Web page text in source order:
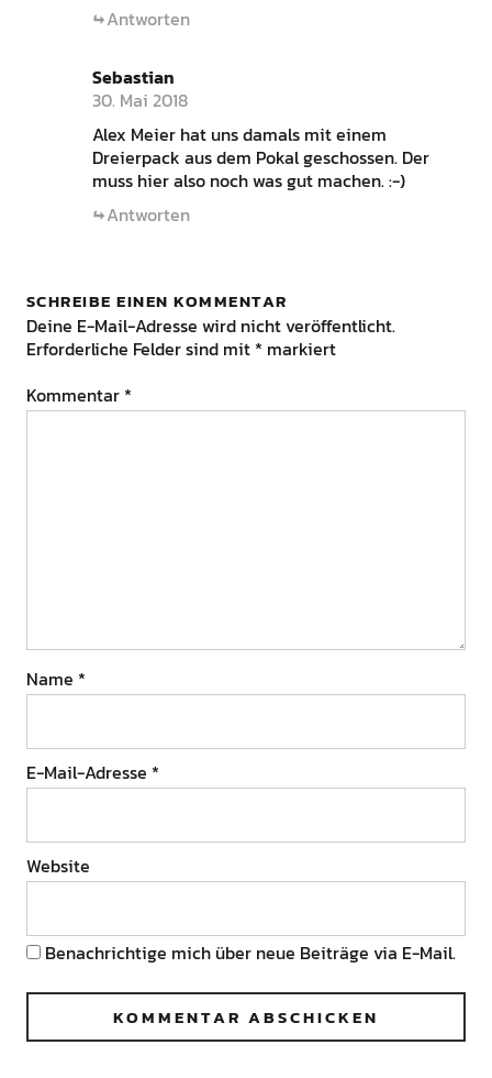
Antworten
Sebastian
30. Mai 2018
Alex Meier hat uns damals mit einem
Dreierpack aus dem Pokal geschossen. Der
muss hier also noch was gut machen. :-)
Antworten
SCHREIBE EINEN KOMMENTAR
Deine E-Mail-Adresse wird nicht veröffentlicht.
Erforderliche Felder sind mit * markiert
Kommentar *
Name *
E-Mail-Adresse *
Website
Benachrichtige mich über neue Beiträge via E-Mail.